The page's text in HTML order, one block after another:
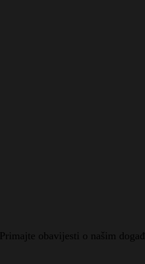
Primajte obavijesti o našim